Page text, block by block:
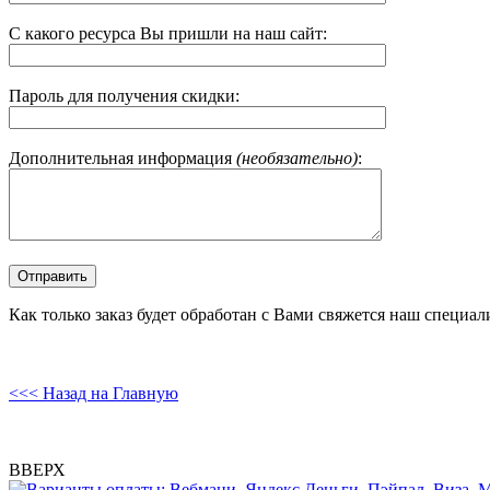
С какого ресурса Вы пришли на наш сайт:
Пароль для получения скидки:
Дополнительная информация (необязательно):
Как только заказ будет обработан с Вами свяжется наш
<<< Назад на Главную
ВВЕРХ